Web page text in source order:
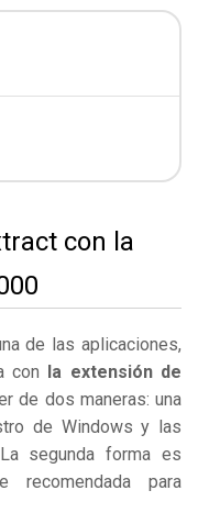
con la
de las aplicaciones,
con
la extensión de
de dos maneras: una
de Windows y las
segunda forma es
recomendada para